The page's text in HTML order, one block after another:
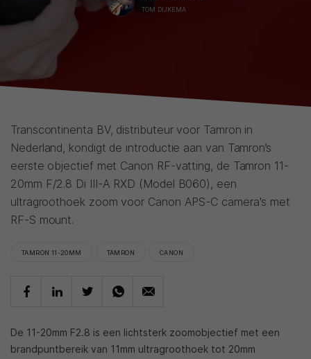
TOM DIJKEMA
Transcontinenta BV, distributeur voor Tamron in
Nederland, kondigt de introductie aan van Tamron’s
eerste objectief met Canon RF-vatting, de Tamron 11-
20mm F/2.8 Di III-A RXD (Model B060), een
ultragroothoek zoom voor Canon APS-C camera's met
RF-S mount.
TAMRON 11-20MM TAMRON CANON
De 11-20mm F2.8 is een lichtsterk zoomobjectief met een
brandpuntbereik van 11mm ultragroothoek tot 20mm